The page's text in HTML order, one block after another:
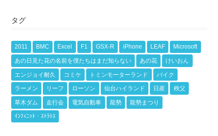
タグ
2011 BMC Excel F1 GSX-R iPhone LEAF Microsoft
あの日見た花の名前を僕たちはまだ知らない あの花 けいおん
エンジョイ耐久 コミケ トミンモーターランド バイク
ラーメン リーフ ローソン 仙台ハイランド 日産 秩父
草木ダム 走行会 電気自動車 龍勢 龍勢まつり
ｲﾝﾌｨﾆｯﾄ・ｽﾄﾗﾄｽ